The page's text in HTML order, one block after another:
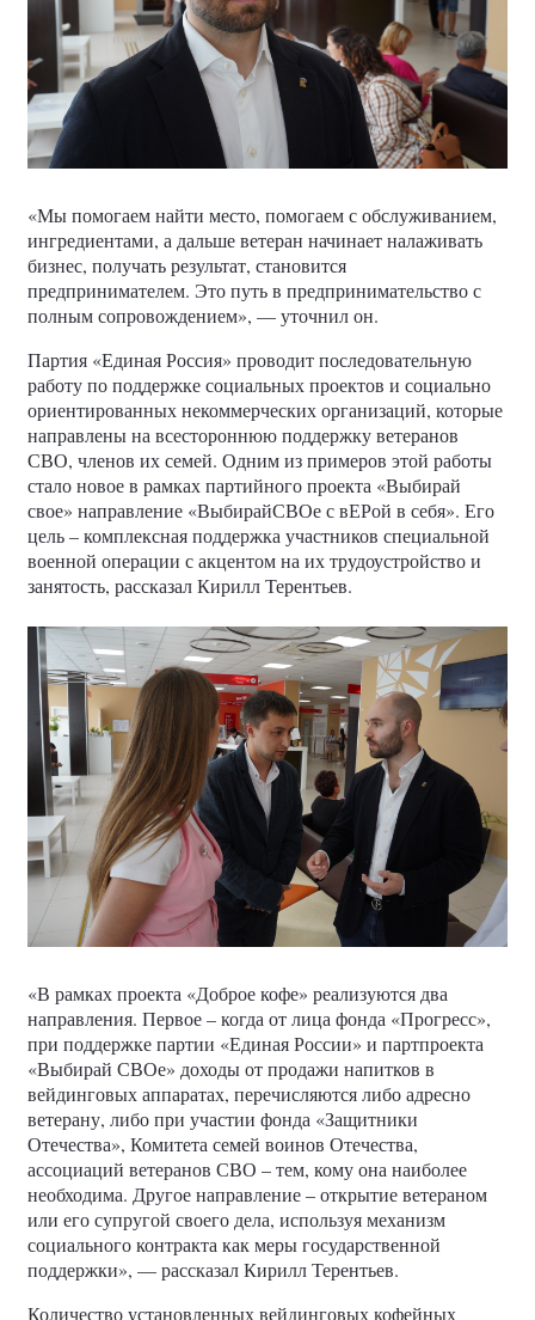
«Мы помогаем найти место, помогаем с обслуживанием,
ингредиентами, а дальше ветеран начинает налаживать
бизнес, получать результат, становится
предпринимателем. Это путь в предпринимательство с
полным сопровождением», — уточнил он.
Партия «Единая Россия» проводит последовательную
работу по поддержке социальных проектов и социально
ориентированных некоммерческих организаций, которые
направлены на всестороннюю поддержку ветеранов
СВО, членов их семей. Одним из примеров этой работы
стало новое в рамках партийного проекта «Выбирай
свое» направление «ВыбирайСВОе с вЕРой в себя». Его
цель – комплексная поддержка участников специальной
военной операции с акцентом на их трудоустройство и
занятость, рассказал Кирилл Терентьев.
«В рамках проекта «Доброе кофе» реализуются два
направления. Первое – когда от лица фонда «Прогресс»,
при поддержке партии «Единая России» и партпроекта
«Выбирай СВОе» доходы от продажи напитков в
вейдинговых аппаратах, перечисляются либо адресно
ветерану, либо при участии фонда «Защитники
Отечества», Комитета семей воинов Отечества,
ассоциаций ветеранов СВО – тем, кому она наиболее
необходима. Другое направление – открытие ветераном
или его супругой своего дела, используя механизм
социального контракта как меры государственной
поддержки», — рассказал Кирилл Терентьев.
Количество установленных вейдинговых кофейных